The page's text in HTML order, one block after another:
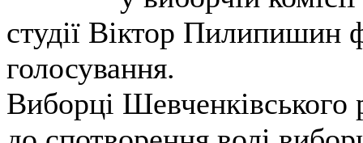
студії Віктор Пилипишин
голосування.
Виборці Шевченківського